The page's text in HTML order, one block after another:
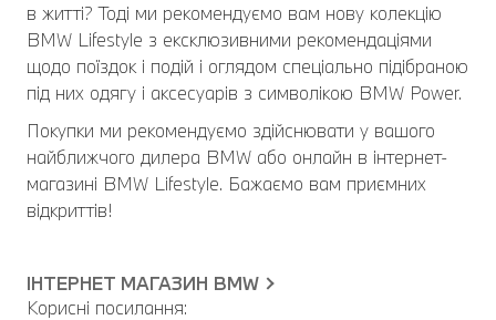
в житті? Тоді ми рекомендуємо вам нову колекцію
BMW Lifestyle з ексклюзивними рекомендаціями
щодо поїздок і подій і оглядом спеціально підібраною
під них одягу і аксесуарів з символікою BMW Power.
Покупки ми рекомендуємо здійснювати у вашого
найближчого дилера BMW або онлайн в інтернет-
магазині BMW Lifestyle. Бажаємо вам приємних
відкриттів!
ІНТЕРНЕТ МАГАЗИН BMW
Корисні посилання: